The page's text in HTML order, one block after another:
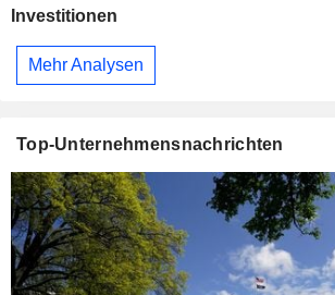
Investitionen
Mehr Analysen
Top-Unternehmensnachrichten